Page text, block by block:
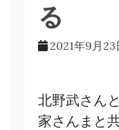
る
2021年9月23
北野武さん
家さんまと